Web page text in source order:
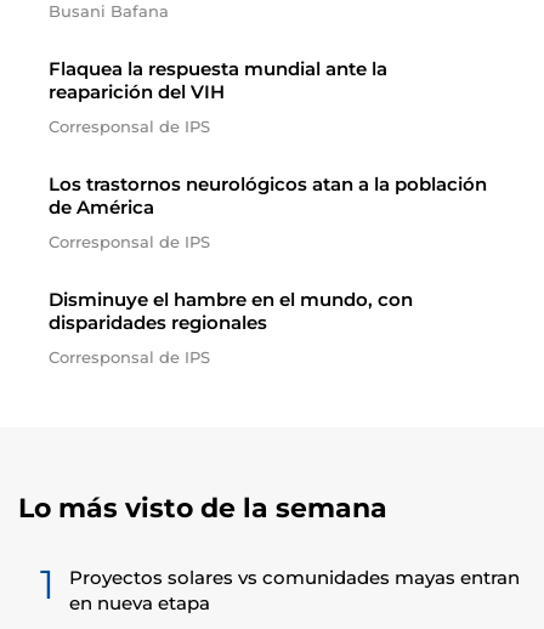
Busani Bafana
Flaquea la respuesta mundial ante la
reaparición del VIH
Corresponsal de IPS
Los trastornos neurológicos atan a la población
de América
Corresponsal de IPS
Disminuye el hambre en el mundo, con
disparidades regionales
Corresponsal de IPS
Lo más visto de la semana
1
Proyectos solares vs comunidades mayas entran
en nueva etapa